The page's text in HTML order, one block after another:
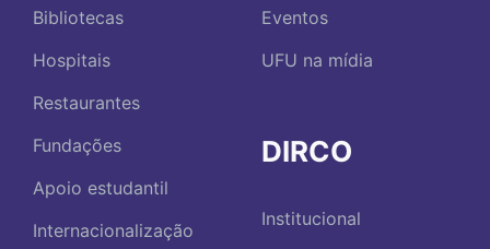
Bibliotecas
Hospitais
Restaurantes
Fundações
Apoio estudantil
Internacionalização
Eventos
UFU na mídia
DIRCO
Institucional